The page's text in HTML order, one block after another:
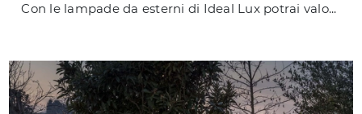
Con le lampade da esterni di Ideal Lux potrai valorizzare i tuoi locali: clicca e scopri Rocket!